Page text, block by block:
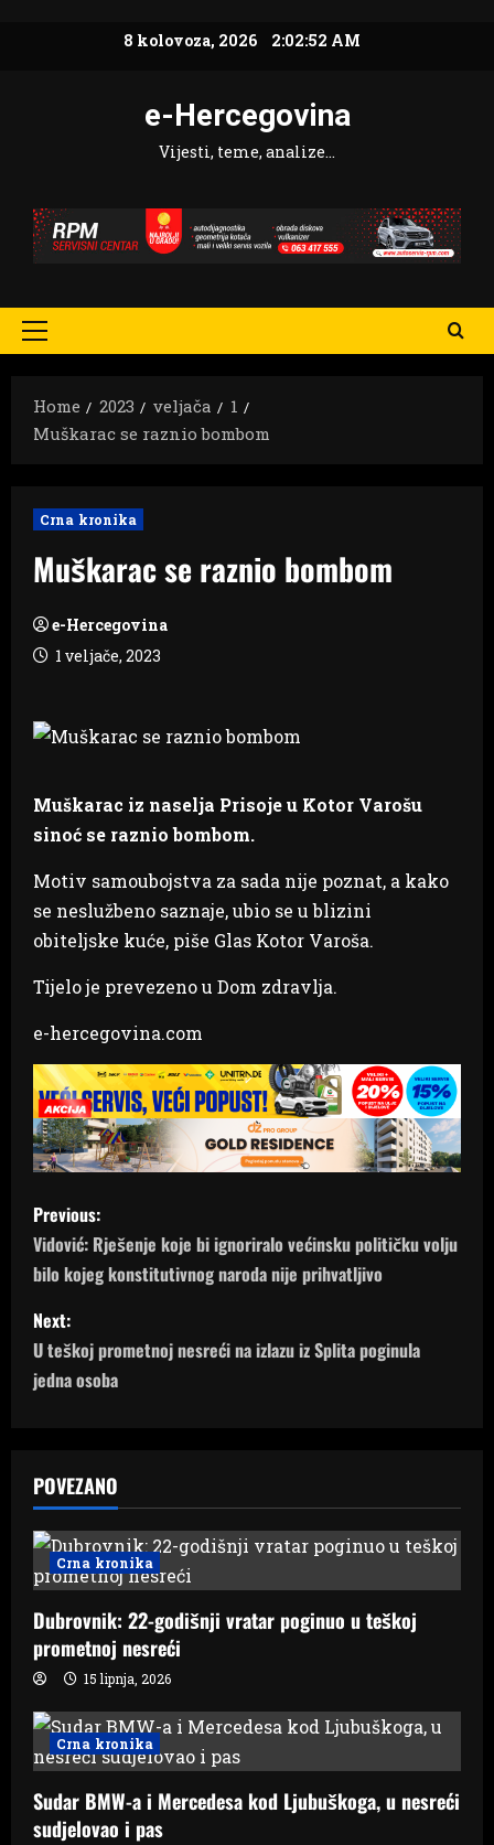
8 kolovoza, 2026 2:02:53 AM
e-Hercegovina
Vijesti, teme, analize…
Primary
Home
2023 veljača
1
Muškarac se raznio bombom
Crna kronika
Muškarac se raznio bombom
e-Hercegovina
1 veljače, 2023
Muškarac iz naselja Prisoje u Kotor Varošu
sinoć se raznio bombom.
Motiv samoubojstva za sada nije poznat, a kako
se neslužbeno saznaje, ubio se u blizini
obiteljske kuće, piše Glas Kotor Varoša.
Tijelo je prevezeno u Dom zdravlja.
e-hercegovina.com
P
o
s
t
n
v
i
g
a
t
i
o
n
Previous:
Vidović: Rješenje koje bi ignoriralo većinsku političku volju
bilo kojeg konstitutivnog naroda nije prihvatljivo
Next:
U teškoj prometnoj nesreći na izlazu iz Splita poginula
jedna osoba
POVEZANO
Crna kronika
Dubrovnik: 22-godišnji vratar poginuo u teškoj
prometnoj nesreći
15 lipnja, 2026
Crna kronika
Sudar BMW-a i Mercedesa kod Ljubuškoga, u nesreći
sudjelovao i pas